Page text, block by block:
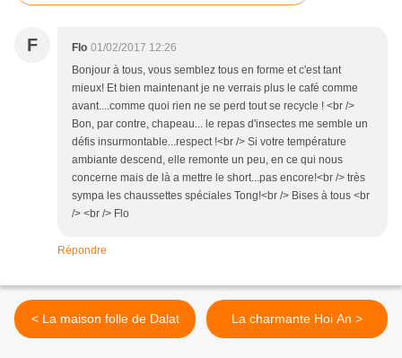
F Flo 01/02/2017 12:26
Bonjour à tous, vous semblez tous en forme et c'est tant
mieux! Et bien maintenant je ne verrais plus le café comme
avant....comme quoi rien ne se perd tout se recycle ! <br />
Bon, par contre, chapeau... le repas d'insectes me semble un
défis insurmontable...respect !<br /> Si votre température
ambiante descend, elle remonte un peu, en ce qui nous
concerne mais de là a mettre le short...pas encore!<br /> très
sympa les chaussettes spéciales Tong!<br /> Bises à tous <br
/> <br /> Flo
Répondre
< La maison folle de Dalat La charmante Hoi An >